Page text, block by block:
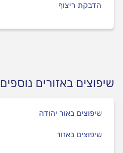
הדבקת ריצוף
שיפוצים באזורים נוספים
שיפוצים באור יהודה
שיפוצים באזור